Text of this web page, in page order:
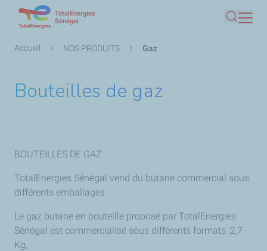
contenu
TotalEnergies
Sénégal
Fil
Accueil NOS PRODUITS Gaz
Bouteilles de gaz
BOUTEILLES DE GAZ
TotalEnergies Sénégal vend du butane commercial sous
différents emballages
Le gaz butane en bouteille proposé par TotalEnergies
Sénégal est commercialisé sous différents formats :2,7
Kg,